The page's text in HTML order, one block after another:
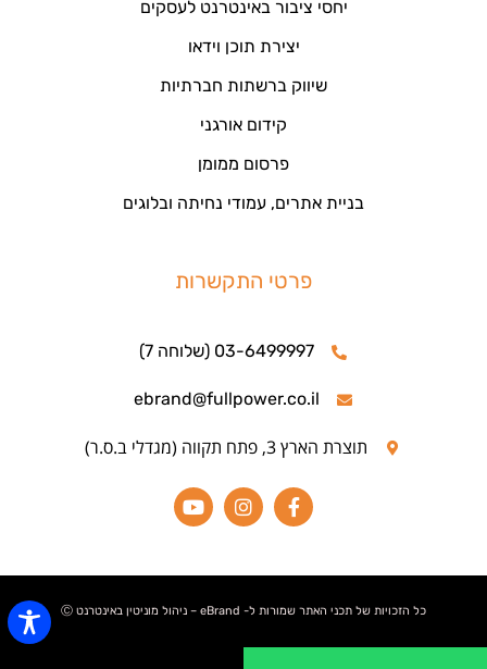
יחסי ציבור באינטרנט לעסקים
יצירת תוכן וידאו
שיווק ברשתות חברתיות
קידום אורגני
פרסום ממומן
בניית אתרים, עמודי נחיתה ובלוגים
פרטי התקשרות
03-6499997 (שלוחה 7)
ebrand@fullpower.co.il
תוצרת הארץ 3, פתח תקווה (מגדלי ב.ס.ר)
כל הזכויות של תכני האתר שמורות ל- eBrand – ניהול מוניטין באינטרנט Ⓒ